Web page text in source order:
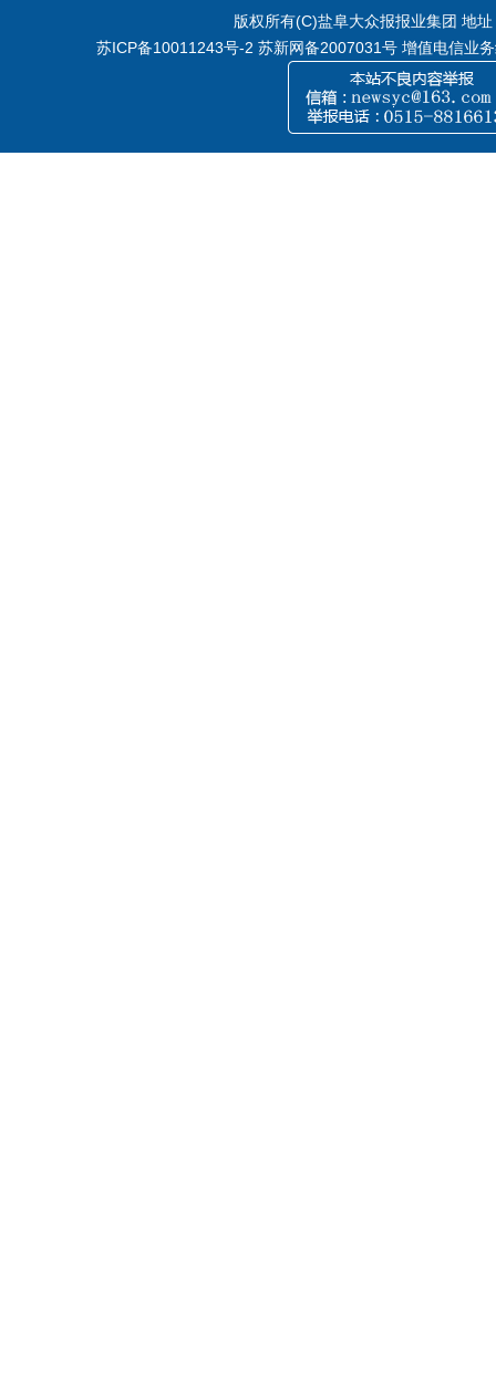
版权所有(C)盐阜大众报报业集团 地
苏ICP备10011243号-2 苏新网备2007031号 增值电信业